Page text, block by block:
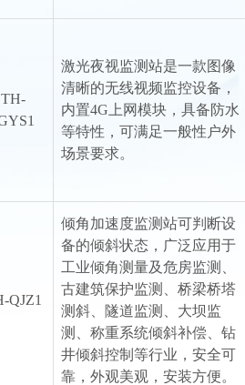
TH-
激光夜视监测站是一款图像
清晰的无线视频监控设备，
内置4G上网模块，具备防水
等特性，可满足一般性户外
场景要求。
QJZ1
倾角加速度监测站可判断设
备的倾斜状态，广泛应用于
工业倾角测量及危房监测、
古建筑保护监测、桥梁桥塔
测斜、隧道监测、大坝监
测、称重系统倾斜补偿、钻
井倾斜控制等行业，安全可
靠，外观美观，安装方便。